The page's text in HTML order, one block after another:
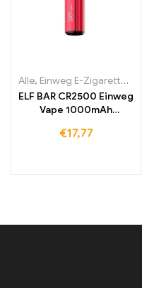
Alle, Einweg E-Zigaretten
ELF BAR CR2500 Einweg
Vape 1000mAh
€17,77